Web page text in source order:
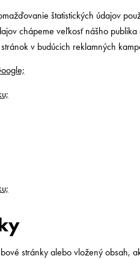
štatistických údajov
chápeme veľkosť nášho
v budúcich reklamných
stránky alebo vložený obsah,